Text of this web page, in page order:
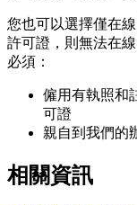
您也可以選擇僅在
許可證，則無法在
必須：
僱用有執照和
可證
親自到我們的
相關資訊